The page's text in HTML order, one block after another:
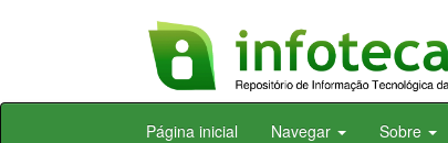
Skip
Página inicial Navegar Sobre